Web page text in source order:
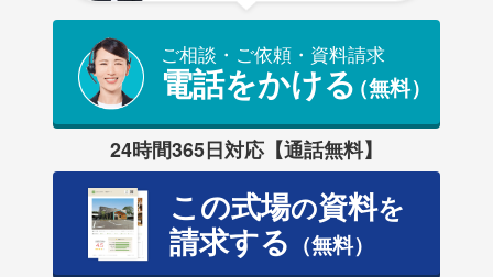
ご相談・ご依頼・資料請求
電話をかける（無料）
24時間365日対応【通話無料】
この式場の資料を
請求する （無料）